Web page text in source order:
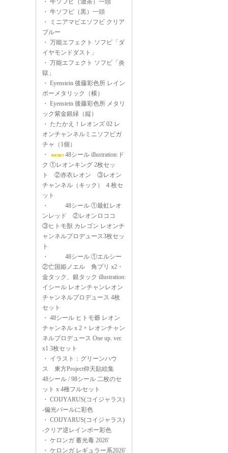
・ 牛ソフビ（濃茶）一頭
・ 牛ソフビ（黒）一頭
・
ミニアマビエソフビ クリア
ブルー
・ 万能エフェクト ソフビ「ダ
イヤモンドダスト」
・ 万能エフェクト ソフビ「炎
獄」
・ Eyenstein 後藤彩色所 レイン
ボーメタリック（横）
・ Eyenstein 後藤彩色所 メタリ
ック紫金銀緑（縦）
・ たたかえ！レオンズ 02 レ
オンチャンネルミニソフビガ
チャ（1個）
・
48シール illustration:ド
ク ①レオンキング 2枚セッ
ト ②赤衣レオン ③レオン
チャンネル（キック） ４枚セ
ット
・
48シール ①最虹レオ
ンレッド ②レオンロココ
③ヒトモ獣 カレゴン レオンチ
ャンネルプロデュース3枚セッ
ト
・
48シール ①エルシー
②亡国姫ノエル 角プリ x2・
金タック、銀タック illustration:
イシール レオンチャンレオン
チャンネルプロデュース 4枚
セット
・ 48シール ヒトモ爺 レオン
チャンネル x 2 + レオンチャン
ネルプロデュース One up. ver.
x1 3枚セット
・ イラスト：グリーンハウ
ス 東方Project仰天貼絵集
48シール / 98シール 二枚のセ
ット x 4種フルセット
・ COIJYARUS(コイジャラス)
-偏光パールに彩色
・ COIJYARUS(コイジャラス)
-クリア逆レインボー彩色
・ ケロンガ 蓄光毒 2026'
・ ケロンガ レギュラー系2026'